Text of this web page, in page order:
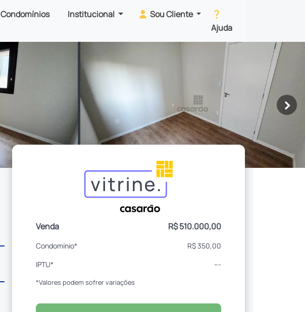
Condomínios Institucional
Sou Cliente
Ajuda
>
Venda R$ 510.000,00
Condomínio*
R$ 350,00
IPTU*
---
*Valores podem sofrer variações